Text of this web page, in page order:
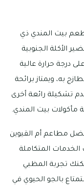
بيت المندي ذي
الأكلة الجنوبية
درجة حرارة عالية
به، ويمتاز برائحة
تشكيلة رائعة أخرى
مأكولات بيت المندي.
مطاعم أم القيوين
الخدمات المتكاملة
تجربة المظبي
بالجو الحيوي في